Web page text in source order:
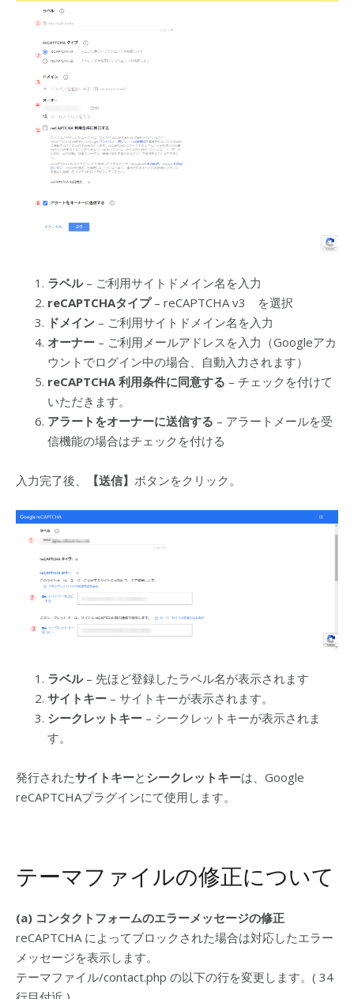
ラベル– ご利用サイトドメイン名を入力
reCAPTCHAタイプ– reCAPTCHA v3 を選択
ドメイン – ご利用サイトドメイン名を入力
オーナー – ご利用メールアドレスを入力（Googleアカ
ウントでログイン中の場合、自動入力されます）
reCAPTCHA 利用条件に同意する – チェックを付けて
いただきます。
アラートをオーナーに送信する – アラートメールを受
信機能の場合はチェックを付ける
入力完了後、 【送信】 ボタンをクリック。
ラベル– 先ほど登録したラベル名が表示されます
サイトキー – サイトキーが表示されます。
シークレットキー – シークレットキーが表示されま
す。
発行されたサイトキーと シークレットキーは、Google
reCAPTCHAプラグインにて使用します。
テーマファイルの修正について
(a) コンタクトフォームのエラーメッセージの修正
reCAPTCHA によってブロックされた場合は対応したエラー
メッセージを表示します。
テーマファイル/contact.php の以下の行を変更します。( 34